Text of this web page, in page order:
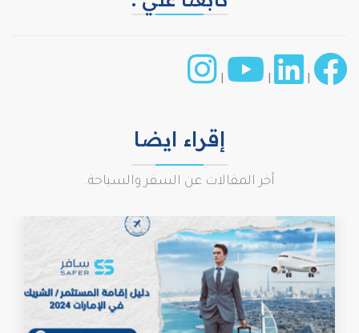
|
|
|
إقراء ايضا
أخر المقالات عن السفر والسياحة.